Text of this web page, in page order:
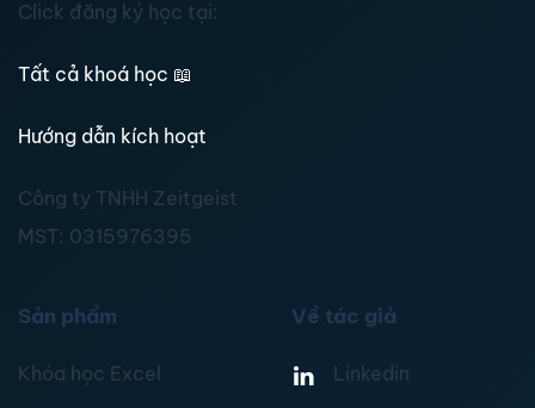
Click đăng ký học tại:
Tất cả khoá học 📖
Hướng dẫn kích hoạt
Công ty TNHH Zeitgeist
MST: 0315976395
Sản phẩm
Khóa học Excel
Về tác giả
Linkedin